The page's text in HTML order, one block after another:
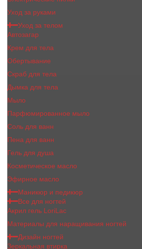
Уход за руками
Уход за телом
Автозагар
Крем для тела
Обертывание
Скраб для тела
Дымка для тела
Мыло
Парфюмированное мыло
Соль для ванн
Пена для ванн
Гель для душа
Косметическое масло
Эфирное масло
Маникюр и педикюр
Все для ногтей
Акрил гель LoriLac
Материалы для наращивания ногтей
Дизайн ногтей
Зеркальная втирка